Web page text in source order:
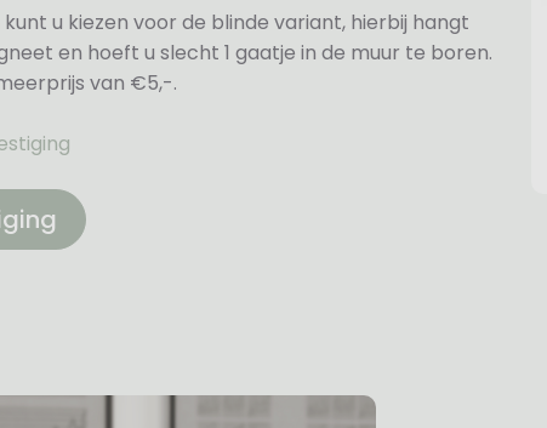
u kiezen voor de blinde variant, hierbij hangt
en hoeft u slecht 1 gaatje in de muur te boren.
van €5,-.